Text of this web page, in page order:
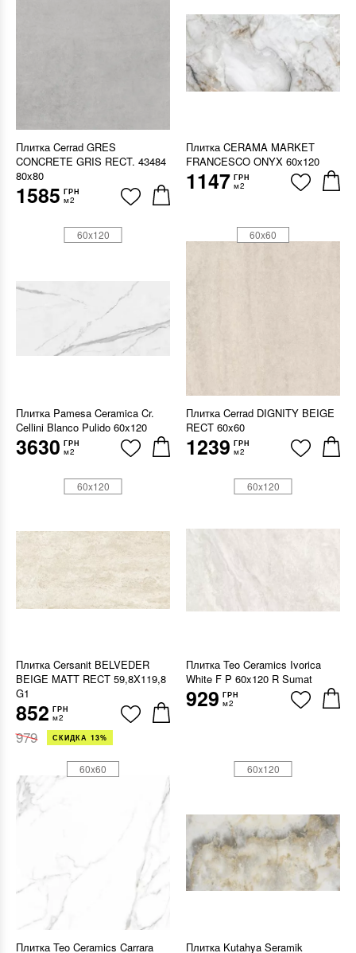
Плитка Cerrad GRES
CONCRETE GRIS RECT. 43484
80x80
1585 ГРН
м2
Плитка CERAMA MARKET
FRANCESCO ONYX 60х120
1147 ГРН
м2
Плитка Pamesa Ceramica Cr.
Cellini Blanco Pulido 60x120
3630 ГРН
м2
60x120
Плитка Cerrad DIGNITY BEIGE
RECT 60x60
1239 ГРН
м2
60x60
Плитка Cersanit BELVEDER
BEIGE MATT RECT 59,8X119,8
G1
852 ГРН
м2
979 СКИДКА 13%
60x120
Плитка Teo Ceramics Ivorica
White F P 60x120 R Sumat
929 ГРН
м2
60x120
Плитка Teo Ceramics Carrara
60x60
Плитка Kutahya Seramik
60x120